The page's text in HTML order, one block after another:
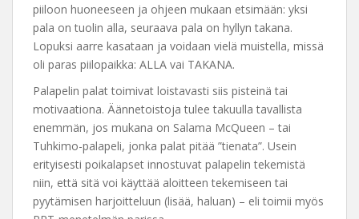
piiloon huoneeseen ja ohjeen mukaan etsimään: yksi
pala on tuolin alla, seuraava pala on hyllyn takana.
Lopuksi aarre kasataan ja voidaan vielä muistella, missä
oli paras piilopaikka: ALLA vai TAKANA.
Palapelin palat toimivat loistavasti siis pisteinä tai
motivaationa. Äännetoistoja tulee takuulla tavallista
enemmän, jos mukana on Salama McQueen – tai
Tuhkimo-palapeli, jonka palat pitää ”tienata”. Usein
erityisesti poikalapset innostuvat palapelin tekemistä
niin, että sitä voi käyttää aloitteen tekemiseen tai
pyytämisen harjoitteluun (lisää, haluan) – eli toimii myös